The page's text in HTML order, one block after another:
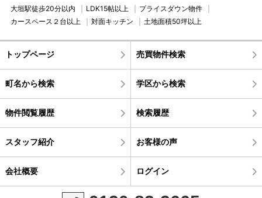
大垣駅徒歩20分以内 LDK15帖以上
プライスダウン物件
カースペース２台以上
対面キッチン 土地面積50坪以上
トップページ 売買物件検索
町名から検索 学区から検索
物件閲覧履歴 検索履歴
スタッフ紹介 お客様の声
会社概要 ログイン